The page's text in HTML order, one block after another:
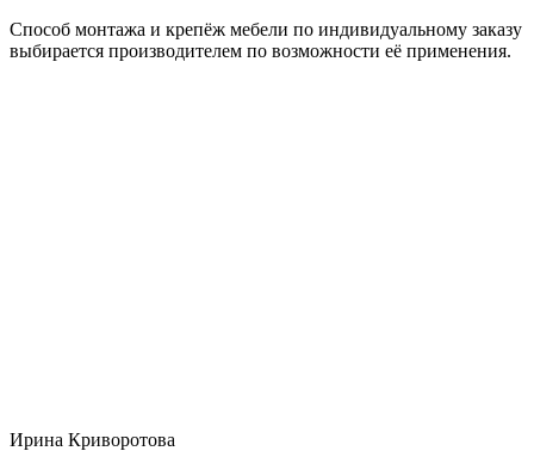
Способ монтажа и крепёж мебели по индивидуальному заказу
выбирается производителем по возможности её применения.
Ирина Криворотова